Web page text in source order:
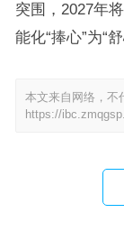
突围，2027年
能化“捧心”为“舒
本文来自网络，不
https://